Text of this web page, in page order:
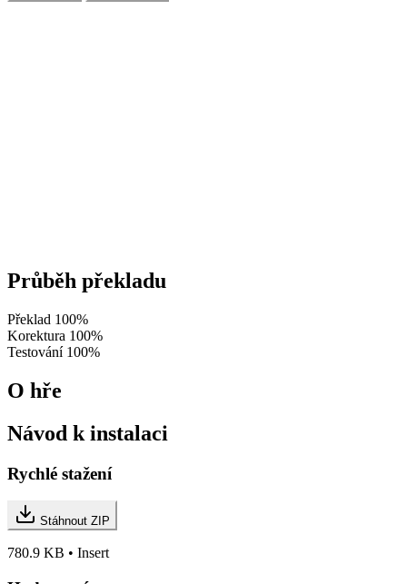
Průběh překladu
Překlad 100%
Korektura 100%
Testování 100%
O hře
Návod k instalaci
Rychlé stažení
Stáhnout ZIP
780.9 KB • Insert